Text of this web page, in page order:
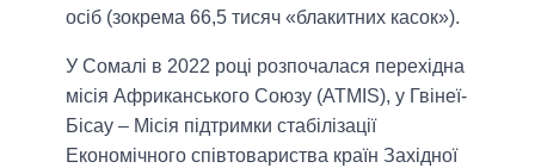
осіб (зокрема 66,5 тисяч «блакитних касок»).
У Сомалі в 2022 році розпочалася перехідна
місія Африканського Союзу (ATMIS), у Гвінеї-
Бісау – Місія підтримки стабілізації
Економічного співтовариства країн Західної